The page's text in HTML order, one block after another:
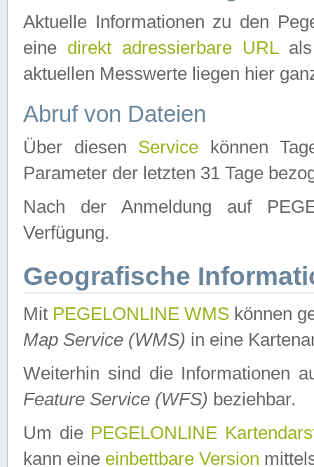
Aktuelle Informationen zu den
eine direkt adressierbare URLals
aktuellen Messwerte liegen hier
Abruf von Dateien
Über diesen Service können
Parameter der letzten 31 Tage
Nach der Anmeldung auf
Verfügung.
Geografische
Mit PEGELONLINE WMS können
Map Service (WMS) in eine
Weiterhin sind die Informationen
Feature Service (WFS) beziehbar.
Um die PEGELONLINE
kann eine einbettbare Version